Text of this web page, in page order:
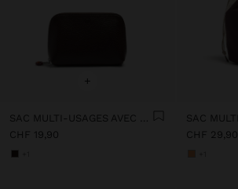
+
SAC MULTI-USAGES AVEC TEXTURE
CHF 19,90
CHF 29,90